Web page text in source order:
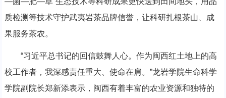
质检测等技术守护武夷岩茶品牌信誉，让科研扎根茶山、成
果服务茶农。
“习近平总书记的回信鼓舞人心。作为闽西红土地上的高
校工作者，我深感责任重大、使命在肩。”龙岩学院生命科学
学院副院长郑新添表示，闽西有着丰富的农业资源和独特的